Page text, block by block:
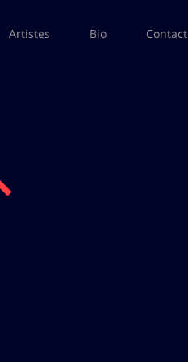
Artistes Bio Contact